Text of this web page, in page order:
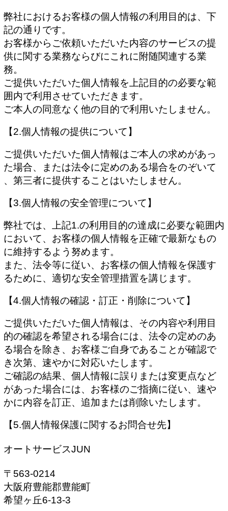
弊社におけるお客様の個人情報の利用目的は、下
記の通りです。
お客様からご依頼いただいた内容のサービスの提
供に関する業務ならびにこれに附随関連する業
務。
ご提供いただいた個人情報を上記目的の必要な範
囲内で利用させていただきます。
ご本人の同意なく他の目的で利用いたしません。
【2.個人情報の提供について】
ご提供いただいた個人情報はご本人の求めがあっ
た場合、または法令に定めのある場合をのぞいて
、第三者に提供することはいたしません。
【3.個人情報の安全管理について】
弊社では、上記1.の利用目的の達成に必要な範囲内
において、お客様の個人情報を正確で最新なもの
に維持するよう努めます。
また、法令等に従い、お客様の個人情報を保護す
るために、適切な安全管理措置を講じます。
【4.個人情報の確認・訂正・削除について】
ご提供いただいた個人情報は、その内容や利用目
的の確認を希望される場合には、法令の定めのあ
る場合を除き、お客様ご自身であることが確認で
き次第、速やかに対応いたします。
ご確認の結果、個人情報に誤りまたは変更点など
があった場合には、お客様のご指摘に従い、速や
かに内容を訂正、追加または削除いたします。
【5.個人情報保護に関するお問合せ先】
オートサービスJUN
〒563-0214
大阪府豊能郡豊能町
希望ヶ丘6-13-3